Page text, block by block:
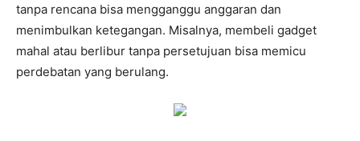
tanpa rencana bisa mengganggu anggaran dan
menimbulkan ketegangan. Misalnya, membeli gadget
mahal atau berlibur tanpa persetujuan bisa memicu
perdebatan yang berulang.